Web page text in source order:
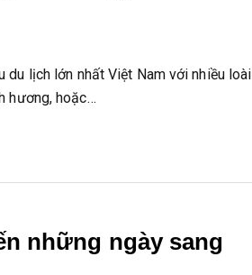
du lịch lớn nhất Việt Nam với nhiều loài
hương, hoặc…
những ngày sang